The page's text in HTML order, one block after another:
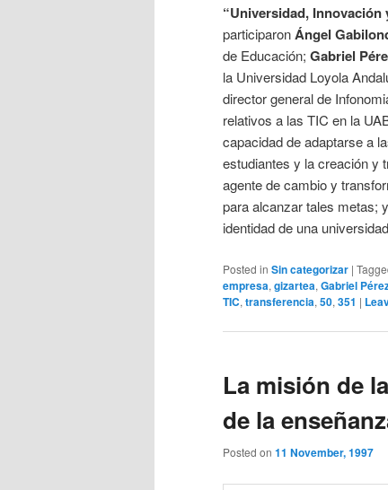
“Universidad, Innovación
participaronÁngel
de Educación; Gabriel
la Universidad Loyola
director general de
relativos a las TIC en la
capacidad de adaptarse a
estudiantes y la creación y
agente de cambio y
para alcanzar tales metas;
identidad de una
Posted in Sin categorizar |
empresa, gizartea, Gabriel
TIC, transferencia, 50, 351 |
La misión de
de la
Posted on 11 November, 1997